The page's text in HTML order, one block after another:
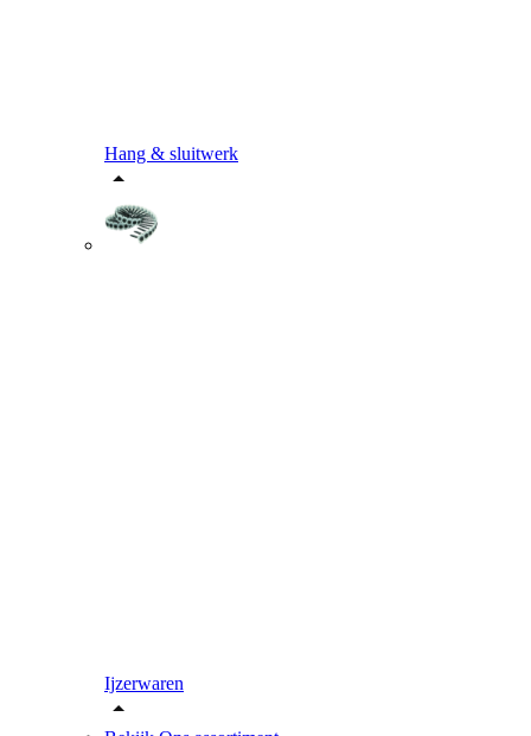
Hang & sluitwerk
Ijzerwaren